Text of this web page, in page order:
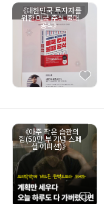
《대한민국 투자자를
위한 미국 주식 불패
공식》
《아주 작은 습관의
힘(50만 부 기념 스페
셜 에디션)》